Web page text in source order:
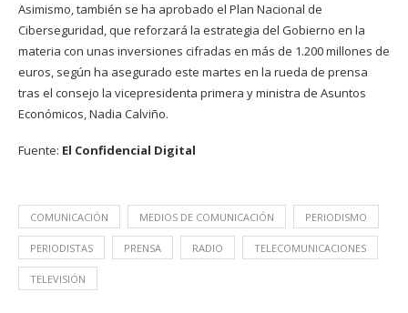
Asimismo, también se ha aprobado el Plan Nacional de
Ciberseguridad, que reforzará la estrategia del Gobierno en la
materia con unas inversiones cifradas en más de 1.200 millones de
euros, según ha asegurado este martes en la rueda de prensa
tras el consejo la vicepresidenta primera y ministra de Asuntos
Económicos, Nadia Calviño.
Fuente: El Confidencial Digital
COMUNICACIÓN MEDIOS DE COMUNICACIÓN PERIODISMO
PERIODISTAS PRENSA RADIO TELECOMUNICACIONES
TELEVISIÓN